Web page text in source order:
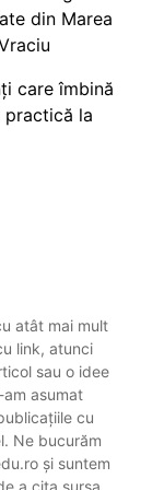
din Marea
care îmbină
practică la
atât mai mult
link, atunci
sau o idee
asumat
cu
Ne bucurăm
și suntem
a cita sursa